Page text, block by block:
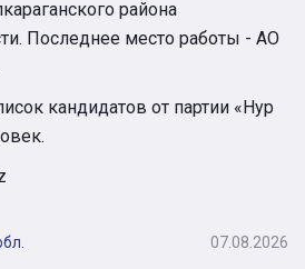
района
Последнее место работы - АО
кандидатов от партии «Нур
07.08.2026